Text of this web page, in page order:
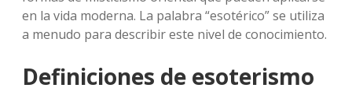
en la vida moderna. La palabra “esotérico” se utiliza
a menudo para describir este nivel de conocimiento.
Definiciones de esoterismo